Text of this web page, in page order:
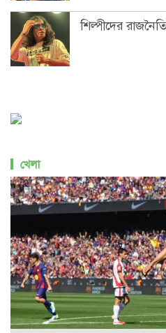
শিল্পীদের
খেলা